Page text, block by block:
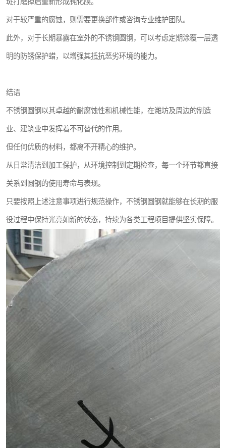
对于较严重的腐蚀，则需要更换部件或咨询专业维护团队。
此外，对于长期暴露在室外的不锈钢圆钢，可以考虑定期涂覆一层透
明的防锈保护蜡，以增强其抵抗恶劣环境的能力。
结语
不锈钢圆钢以其卓越的耐腐蚀性和机械性能，在潍坊及周边的制造
业、建筑业中发挥着不可替代的作用。
但任何优质的材料，都离不开精心的维护。
从日常清洁到加工保护，从环境控制到定期检查，每一个环节都直接
关系到圆钢的使用寿命与表现。
只要按照上述注意事项进行规范操作，不锈钢圆钢就能够在长期的服
役过程中保持光亮如新的状态，持续为各类工程项目提供坚实保障。